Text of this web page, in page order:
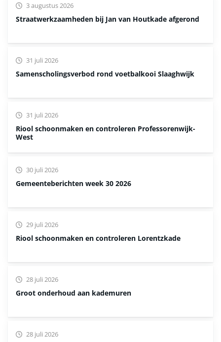
Straatwerkzaamheden bij Jan van Houtkade afgerond
3 augustus 2026
Samenscholingsverbod rond voetbalkooi Slaaghwijk
31 juli 2026
Riool schoonmaken en controleren Professorenwijk-
West
31 juli 2026
Gemeenteberichten week 30 2026
30 juli 2026
Riool schoonmaken en controleren Lorentzkade
29 juli 2026
Groot onderhoud aan kademuren
28 juli 2026
28 juli 2026